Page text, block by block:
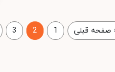
صفحه قبلی 1
2
3